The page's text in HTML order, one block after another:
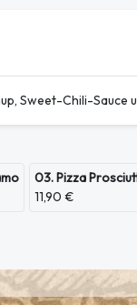
Sweet-Chili-Sauce
03. Pizza
11,90 €